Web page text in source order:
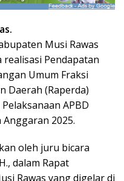
Musi Rawas
Pendapatan
Umum Fraksi
Daerah (Raperda)
APBD
2025.
oleh juru bicara
dalam Rapat
Rawas yang digelar di